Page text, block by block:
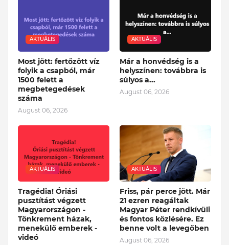
AKTUÁLIS
Most jött: fertőzött víz
folyik a csapból, már
1500 felett a
megbetegedések
száma
August 06, 2026
AKTUÁLIS
Már a honvédség is a
helyszínen: továbbra is
súlyos a...
August 06, 2026
AKTUÁLIS
Tragédia! Óriási
pusztítást végzett
Magyarországon -
Tönkrement házak,
menekülő emberek -
videó
AKTUÁLIS
Friss, pár perce jött. Már
21 ezren reagáltak
Magyar Péter rendkívüli
és fontos közlésére. Ez
benne volt a levegőben
August 06, 2026